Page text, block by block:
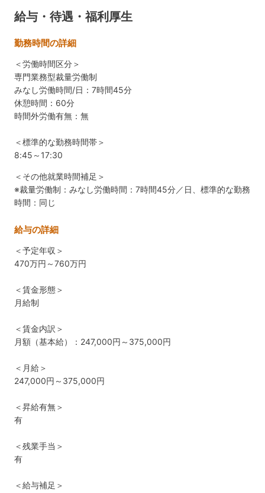
給与・待遇・福利厚生
勤務時間の詳細
＜労働時間区分＞
専門業務型裁量労働制
みなし労働時間/日：7時間45分
休憩時間：60分
時間外労働有無：無
＜標準的な勤務時間帯＞
8:45～17:30
＜その他就業時間補足＞
※裁量労働制：みなし労働時間：7時間45分／日、標準的な勤務
時間：同じ
給与の詳細
＜予定年収＞
470万円～760万円
＜賃金形態＞
月給制
＜賃金内訳＞
月額（基本給）：247,000円～375,000円
＜月給＞
247,000円～375,000円
＜昇給有無＞
有
＜残業手当＞
有
＜給与補足＞